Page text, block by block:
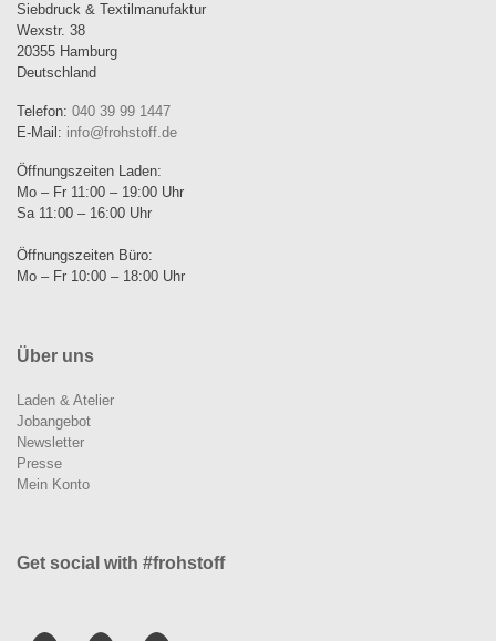
Siebdruck & Textilmanufaktur
Wexstr. 38
20355 Hamburg
Deutschland
Telefon: 040 39 99 1447
E-Mail: info@frohstoff.de
Öffnungszeiten Laden:
Mo – Fr 11:00 – 19:00 Uhr
Sa 11:00 – 16:00 Uhr
Öffnungszeiten Büro:
Mo – Fr 10:00 – 18:00 Uhr
Über uns
Laden & Atelier
Jobangebot
Newsletter
Presse
Mein Konto
Get social with #frohstoff